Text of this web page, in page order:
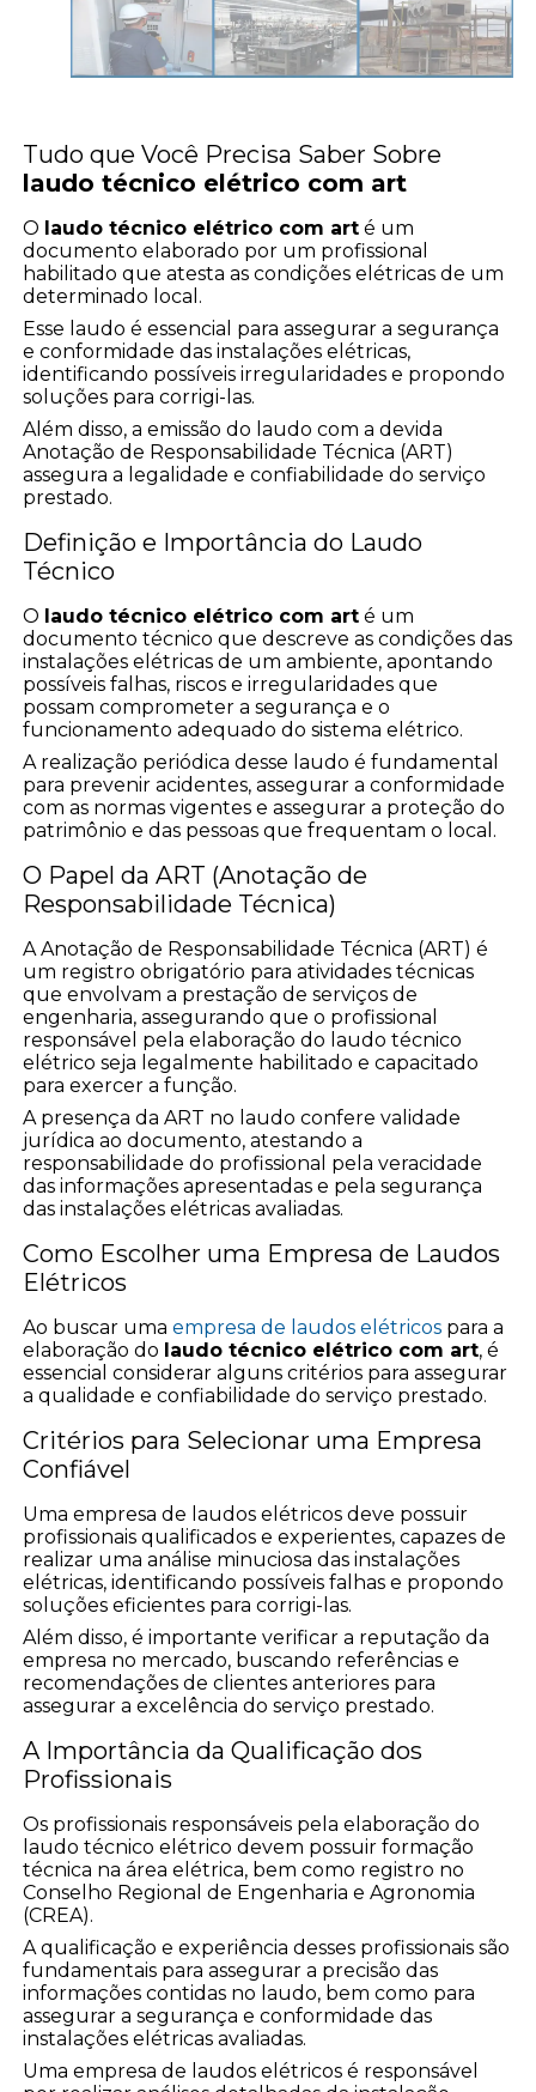
Tudo que Você Precisa Saber Sobre
laudo técnico elétrico com art
O laudo técnico elétrico com art é um
documento elaborado por um profissional
habilitado que atesta as condições elétricas de um
determinado local.
Esse laudo é essencial para assegurar a segurança
e conformidade das instalações elétricas,
identificando possíveis irregularidades e propondo
soluções para corrigi-las.
Além disso, a emissão do laudo com a devida
Anotação de Responsabilidade Técnica (ART)
assegura a legalidade e confiabilidade do serviço
prestado.
Definição e Importância do Laudo
Técnico
O laudo técnico elétrico com art é um
documento técnico que descreve as condições das
instalações elétricas de um ambiente, apontando
possíveis falhas, riscos e irregularidades que
possam comprometer a segurança e o
funcionamento adequado do sistema elétrico.
A realização periódica desse laudo é fundamental
para prevenir acidentes, assegurar a conformidade
com as normas vigentes e assegurar a proteção do
patrimônio e das pessoas que frequentam o local.
O Papel da ART (Anotação de
Responsabilidade Técnica)
A Anotação de Responsabilidade Técnica (ART) é
um registro obrigatório para atividades técnicas
que envolvam a prestação de serviços de
engenharia, assegurando que o profissional
responsável pela elaboração do laudo técnico
elétrico seja legalmente habilitado e capacitado
para exercer a função.
A presença da ART no laudo confere validade
jurídica ao documento, atestando a
responsabilidade do profissional pela veracidade
das informações apresentadas e pela segurança
das instalações elétricas avaliadas.
Como Escolher uma Empresa de Laudos
Elétricos
Ao buscar umaempresa de laudos elétricos para a
elaboração do laudo técnico elétrico com art, é
essencial considerar alguns critérios para assegurar
a qualidade e confiabilidade do serviço prestado.
Critérios para Selecionar uma Empresa
Confiável
Uma empresa de laudos elétricos deve possuir
profissionais qualificados e experientes, capazes de
realizar uma análise minuciosa das instalações
elétricas, identificando possíveis falhas e propondo
soluções eficientes para corrigi-las.
Além disso, é importante verificar a reputação da
empresa no mercado, buscando referências e
recomendações de clientes anteriores para
assegurar a excelência do serviço prestado.
A Importância da Qualificação dos
Profissionais
Os profissionais responsáveis pela elaboração do
laudo técnico elétrico devem possuir formação
técnica na área elétrica, bem como registro no
Conselho Regional de Engenharia e Agronomia
(CREA).
A qualificação e experiência desses profissionais são
fundamentais para assegurar a precisão das
informações contidas no laudo, bem como para
assegurar a segurança e conformidade das
instalações elétricas avaliadas.
Uma empresa de laudos elétricos é responsável